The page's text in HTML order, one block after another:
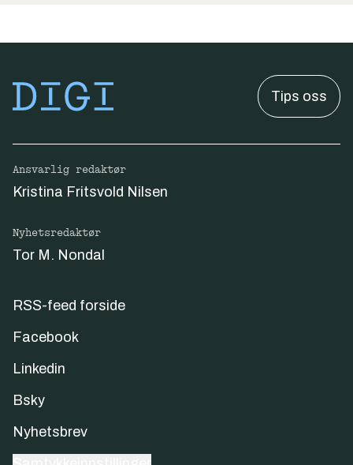
Tips oss
Ansvarlig redaktør
Kristina Fritsvold Nilsen
Nyhetsredaktør
Tor M. Nondal
RSS-feed forside
Facebook
Linkedin
Bsky
Nyhetsbrev